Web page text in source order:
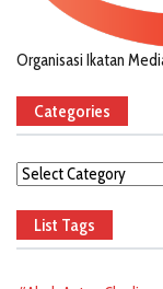
Organisasi Ikatan
Categories
Categories
List Tags